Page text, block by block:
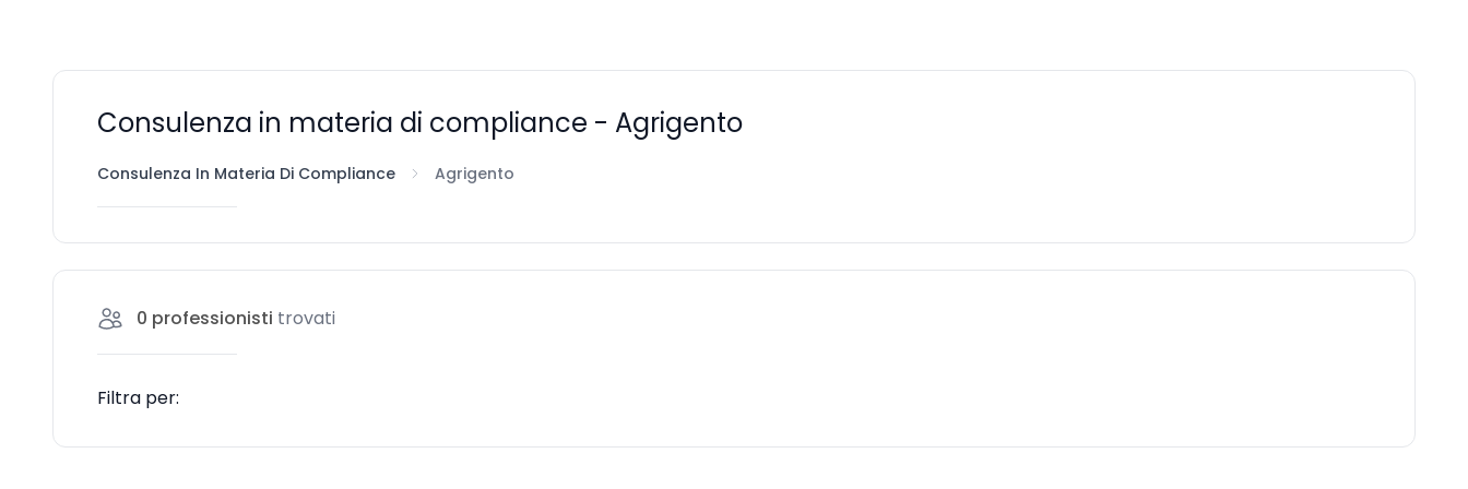
Consulenza in materia di compliance - Agrigento
Consulenza In Materia Di Compliance Agrigento
0 professionisti trovati
Filtra per: